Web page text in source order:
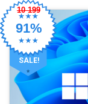
91%
10 199
SALE!